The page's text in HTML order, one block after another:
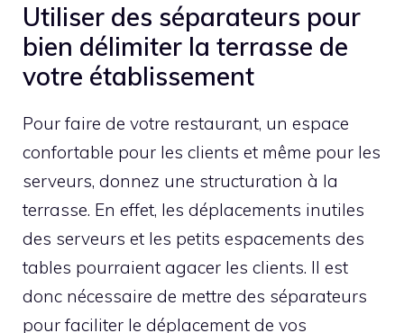
Utiliser des séparateurs pour
bien délimiter la terrasse de
votre établissement
Pour faire de votre restaurant, un espace
confortable pour les clients et même pour les
serveurs, donnez une structuration à la
terrasse. En effet, les déplacements inutiles
des serveurs et les petits espacements des
tables pourraient agacer les clients. Il est
donc nécessaire de mettre des séparateurs
pour faciliter le déplacement de vos